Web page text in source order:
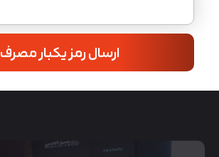
ارسال رمز یکبار مصرف